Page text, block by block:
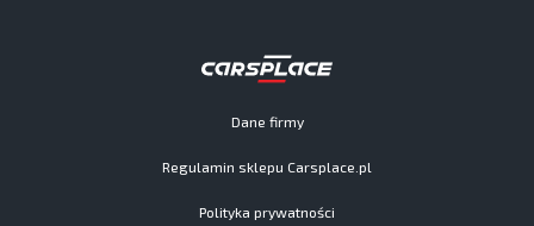
Dane firmy
Regulamin sklepu Carsplace.pl
Polityka prywatności